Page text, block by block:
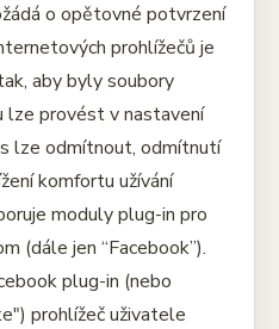
o opětovné potvrzení
prohlížečů je
aby byly soubory
lze provést v nastavení
lze odmítnout, odmítnutí
komfortu užívání
moduly plug-in pro
(dále jen “Facebook”).
plug-in (nebo
prohlížeč uživatele